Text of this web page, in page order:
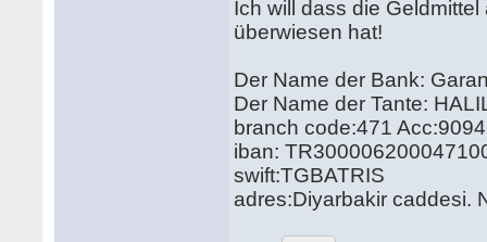
Ich will dass die
überwiesen hat!
Der Name der Bank:
Der Name der Tante:
branch code:471
iban:
swift:TGBATRIS
adres:Diyarbakir caddesi.